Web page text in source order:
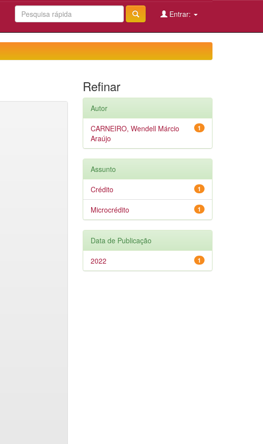
Entrar:
Refinar
Autor
1
CARNEIRO, Wendell Márcio
Araújo
Assunto
1
Crédito
1
Microcrédito
Data de Publicação
1
2022